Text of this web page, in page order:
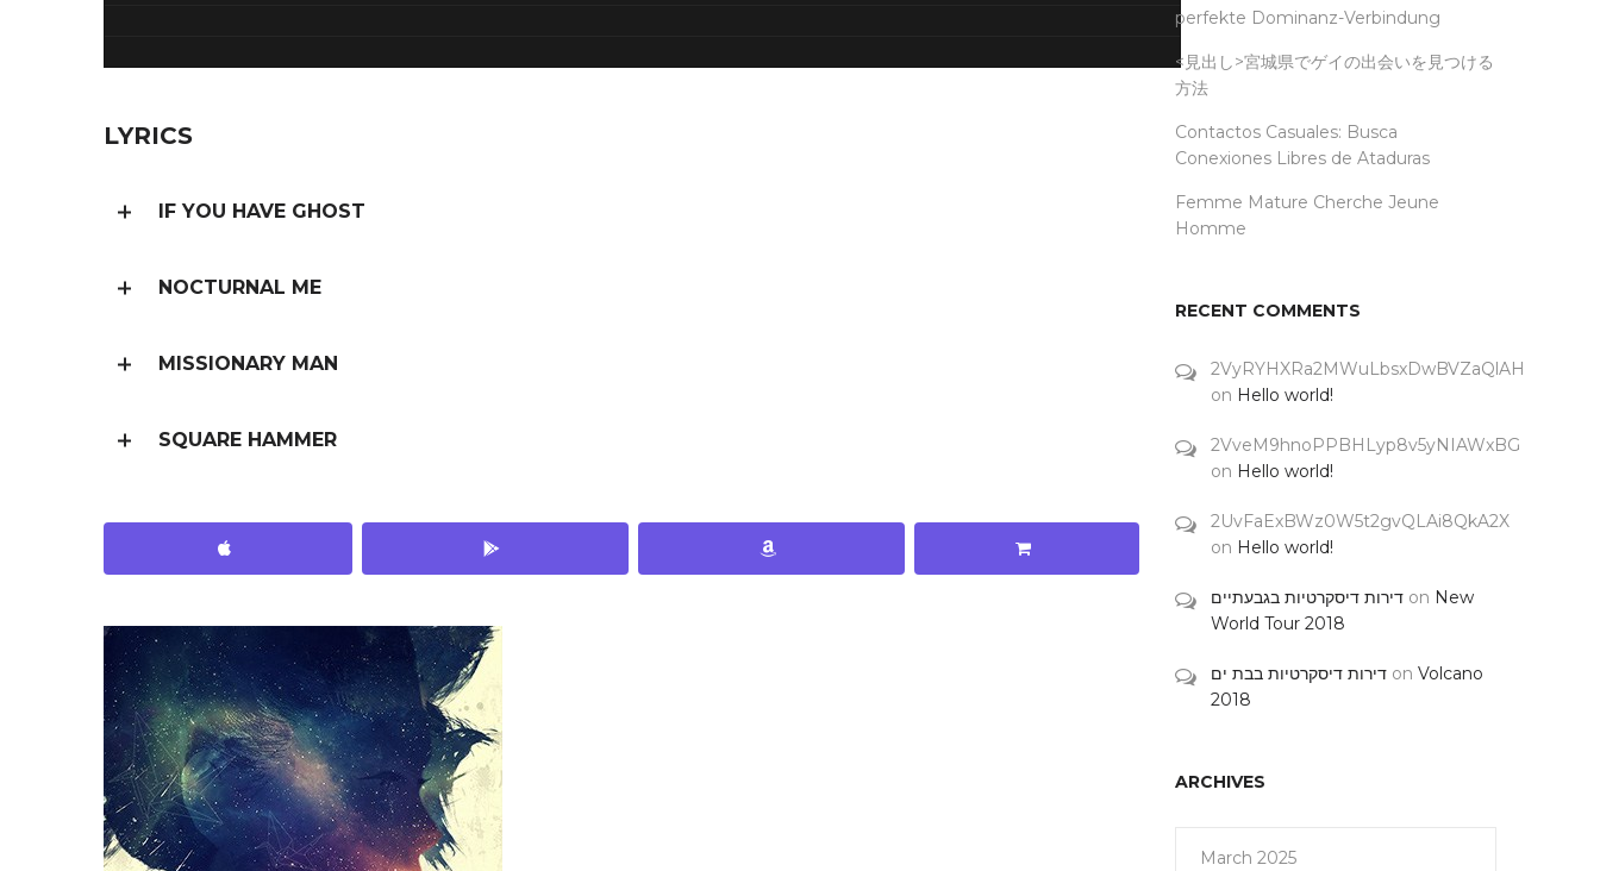
LYRICS
IF YOU HAVE GHOST
NOCTURNAL ME
MISSIONARY MAN
SQUARE HAMMER
perfekte Dominanz-Verbindung
<見出し>宮城県でゲイの出会いを見つける
方法
Contactos Casuales: Busca
Conexiones Libres de Ataduras
Femme Mature Cherche Jeune
Homme
RECENT COMMENTS
2VyRYHXRa2MWuLbsxDwBVZaQlAH
on Hello world!
2VveM9hnoPPBHLyp8v5yNIAWxBG
on Hello world!
2UvFaExBWz0W5t2gvQLAi8QkA2X
on Hello world!
דירות דיסקרטיות בגבעתיים on New
World Tour 2018
דירות דיסקרטיות בבת ים on Volcano
2018
ARCHIVES
March 2025